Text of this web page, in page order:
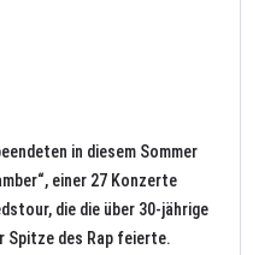
in diesem Sommer
einer 27 Konzerte
die die über 30-jährige
Spitze des Rap feierte.